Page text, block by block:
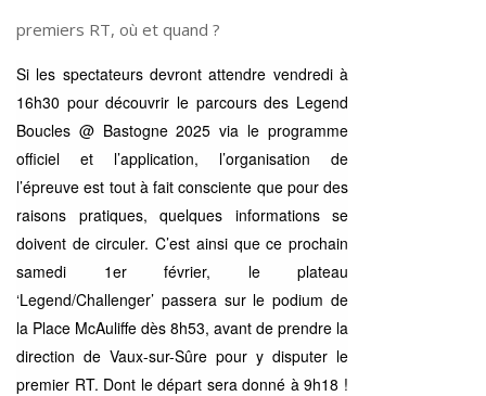
premiers RT, où et quand ?
Si les spectateurs devront attendre vendredi à
16h30 pour découvrir le parcours des Legend
Boucles @ Bastogne 2025 via le programme
officiel et l’application, l’organisation de
l’épreuve est tout à fait consciente que pour des
raisons pratiques, quelques informations se
doivent de circuler. C’est ainsi que ce prochain
samedi 1er février, le plateau
‘Legend/Challenger’ passera sur le podium de
la Place McAuliffe dès 8h53, avant de prendre la
direction de Vaux-sur-Sûre pour y disputer le
premier RT. Dont le départ sera donné à 9h18 !